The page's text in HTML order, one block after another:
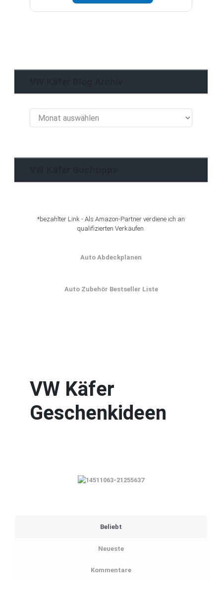
Käfer
*bezahlter Link - Als Amazon-Partner verdiene ich an
qualifizierten Verkäufen.
Auto Abdeckplanen
Auto Zubehör Bestseller Liste
VW Käfer
Geschenkideen
Beliebt
Neueste
Kommentare